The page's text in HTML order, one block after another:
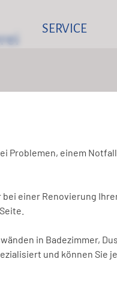
Duschen
Duschen
& Glasbau
& Glasgestaltung
LED
SERVICE
Glasnotdienst
FAQ
Problemen, einem
bei einer Renovierung
in Badezimmer,
und können Sie